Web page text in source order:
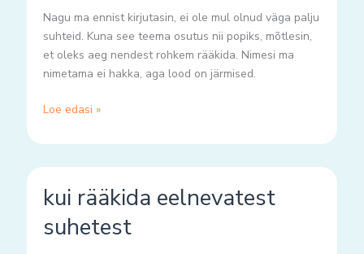
Nagu ma ennist kirjutasin, ei ole mul olnud väga palju
suhteid. Kuna see teema osutus nii popiks, mõtlesin,
et oleks aeg nendest rohkem rääkida. Nimesi ma
nimetama ei hakka, aga lood on järmised.
Loe edasi »
kui rääkida eelnevatest
suhetest
rääkida
suhetest